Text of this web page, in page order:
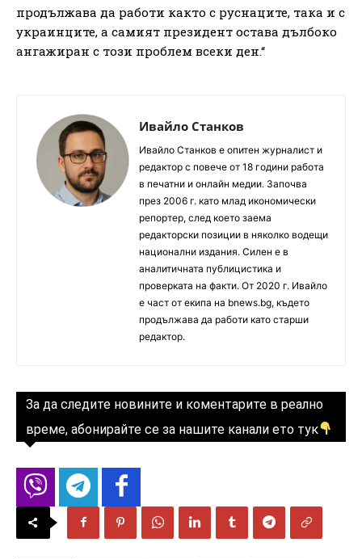
продължава да работи както с руснаците, така и с
украинците, а самият президент остава дълбоко
ангажиран с този проблем всеки ден.“
Ивайло Станков
Ивайло Станков е опитен журналист и
редактор с повече от 18 години работа
в печатни и онлайн медии. Започва
през 2006 г. като млад икономически
репортер, след което заема
редакторски позиции в няколко водещи
национални издания. Силен е в
аналитичната публицистика и
проверката на факти. От 2020 г. Ивайло
е част от екипа на bnews.bg, където
продължава да работи като старши
редактор.
За да следите новините и коментарите в реално
време, абонирайте се за нашите канали ето тук